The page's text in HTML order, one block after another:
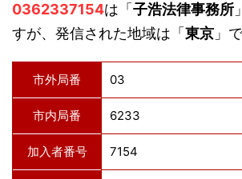
0362337154は「 子浩法律事務所
すが、発信された地域は「 東京 」
市外局番 03
市内局番 6233
加入者番号 7154